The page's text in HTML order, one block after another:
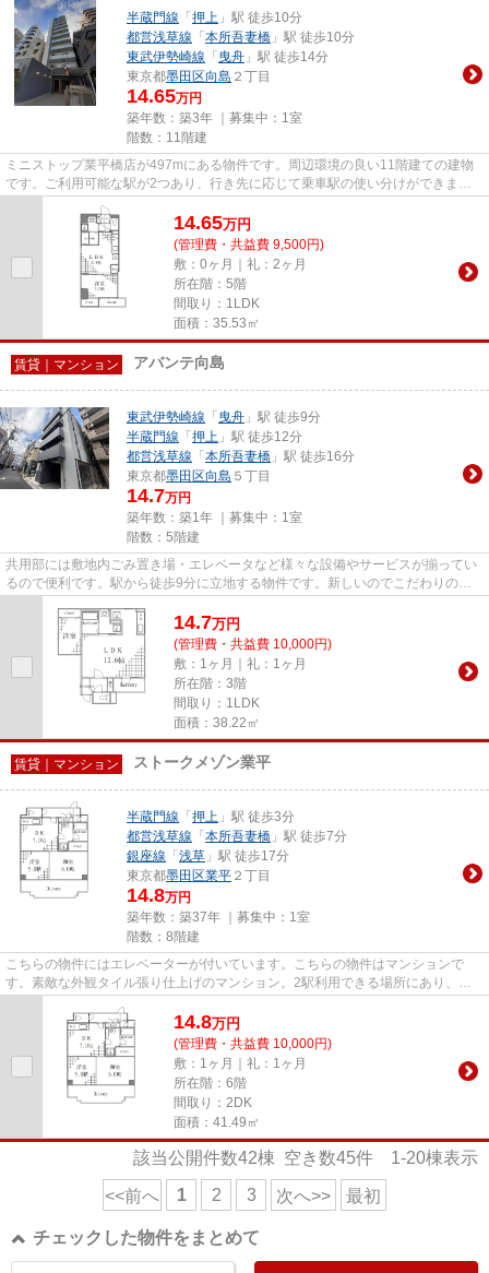
半蔵門線 「 押上 」駅 徒歩10分
都営浅草線 「 本所吾妻橋 」駅 徒歩10分
東武伊勢崎線 「 曳舟 」駅 徒歩14分
東京都墨田区向島 ２丁目
14.65万円
築年数：築3年 ｜募集中： 1室
階数：11階建
ミニストップ業平橋店が497mにある物件です。周辺環境の良い11階建ての建物
です。ご利用可能な駅が2つあり、行き先に応じて乗車駅の使い分けができま
す。外観タイル張りは、雨風の侵入...
14.65万円
(管理費・共益費 9,500円)
敷：0ヶ月｜礼：2ヶ月
所在階：5階
間取り：1LDK
面積：35.53㎡
賃貸｜マンション アバンテ向島
東武伊勢崎線 「 曳舟 」駅 徒歩9分
半蔵門線 「 押上 」駅 徒歩12分
都営浅草線 「 本所吾妻橋 」駅 徒歩16分
東京都墨田区向島 ５丁目
14.7万円
築年数：築1年 ｜募集中： 1室
階数：5階建
共用部には敷地内ごみ置き場・エレベータなど様々な設備やサービスが揃ってい
るので便利です。駅から徒歩9分に立地する物件です。新しいのでこだわりの多
14.7万円
(管理費・共益費 10,000円)
敷：1ヶ月｜礼：1ヶ月
所在階：3階
間取り：1LDK
面積：38.22㎡
賃貸｜マンション ストークメゾン業平
半蔵門線 「 押上 」駅 徒歩3分
都営浅草線 「 本所吾妻橋 」駅 徒歩7分
銀座線 「 浅草 」駅 徒歩17分
東京都墨田区業平 ２丁目
14.8万円
築年数：築37年 ｜募集中： 1室
階数：8階建
こちらの物件にはエレベーターが付いています。こちらの物件はマンションで
す。素敵な外観タイル張り仕上げのマンション。2駅利用できる場所にあり、行
14.8万円
(管理費・共益費 10,000円)
敷：1ヶ月｜礼：1ヶ月
所在階：6階
間取り：2DK
面積：41.49㎡
該当公開件数42棟 空き数45件 1-20棟表示
<<前へ 1 2 3 次へ>> 最初
チェックした物件をまとめて